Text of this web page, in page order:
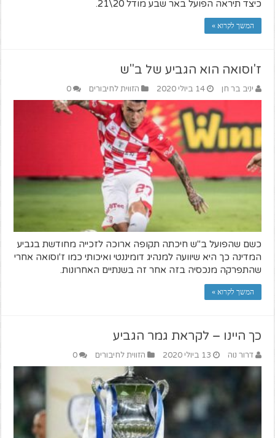
כיצד תיראה הפועל באר שבע מודל 20\21.
המשך לקרוא »
ז'וסואה הוא הגביע של ב"ש
יניב בר חן 14 ביולי 2020 הזווית לחיבורים 0
כשם שהפועל ב"ש חיכתה תקופה ארוכה לזכייה מחודשת בגביע
המדינה כך היא שיוועה למנהיג דומיננטי ואיכותי כמו ז'וסואה אחרי
שהתפרקה מנכסיה בזה אחר זה בשנתיים האחרונות.
המשך לקרוא »
כך היינו – לקראת גמר הגביע
דרור נוה 13 ביולי 2020 הזווית לחיבורים 0